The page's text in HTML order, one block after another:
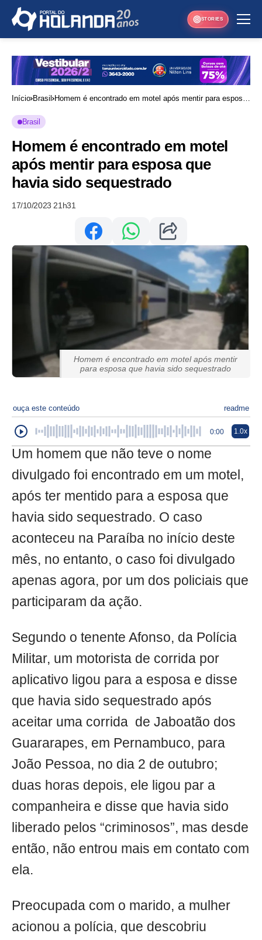
STORIES
Início Brasil
Homem é encontrado em motel após mentir para esposa
Brasil
Homem é encontrado em motel
após mentir para esposa que
havia sido sequestrado
17/10/2023 21h31
Homem é encontrado em motel após mentir
para esposa que havia sido sequestrado
ouça este conteúdo readme
0:00 1.0x
Um homem que não teve o nome
divulgado foi encontrado em um motel,
após ter mentido para a esposa que
havia sido sequestrado. O caso
aconteceu na Paraíba no início deste
mês, no entanto, o caso foi divulgado
apenas agora, por um dos policiais que
participaram da ação.
Segundo o tenente Afonso, da Polícia
Militar, um motorista de corrida por
aplicativo ligou para a esposa e disse
que havia sido sequestrado após
aceitar uma corrida de Jaboatão dos
Guararapes, em Pernambuco, para
João Pessoa, no dia 2 de outubro;
duas horas depois, ele ligou par a
companheira e disse que havia sido
liberado pelos “criminosos”, mas desde
então, não entrou mais em contato com
ela.
Preocupada com o marido, a mulher
acionou a polícia, que descobriu